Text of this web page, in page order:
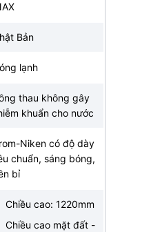
Bản
lạnh
thau không gây
khuẩn cho nước
Niken có độ dày
chuẩn, sáng bóng,
bỉ
Chiều cao: 1220mm
Chiều cao mặt đất -